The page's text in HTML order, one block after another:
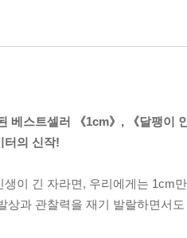
베스트셀러 《1cm》, 《달팽이
터의 신작!
생이 긴 자라면, 우리에게는 1cm
상과 관찰력을 재기 발랄하면서